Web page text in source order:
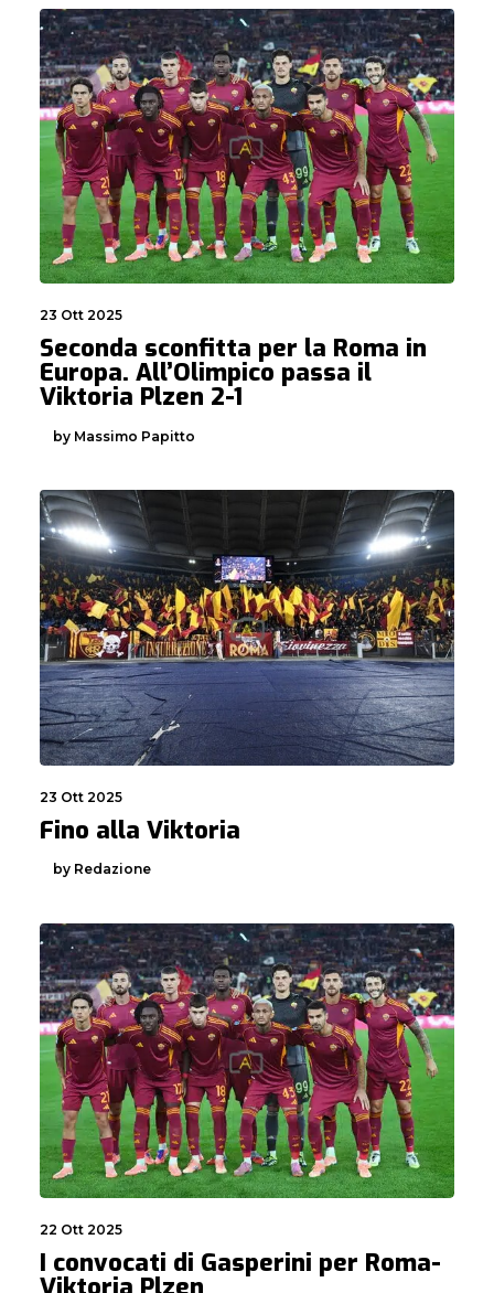
23 Ott 2025
Seconda sconfitta per la Roma in
Europa. All’Olimpico passa il
Viktoria Plzen 2-1
by Massimo Papitto
23 Ott 2025
Fino alla Viktoria
by Redazione
22 Ott 2025
I convocati di Gasperini per Roma-